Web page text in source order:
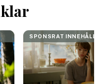
SPONSRAT INNEHÅLL